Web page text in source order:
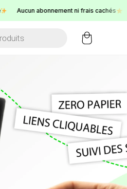
Aucun abonnement ni frais cachés